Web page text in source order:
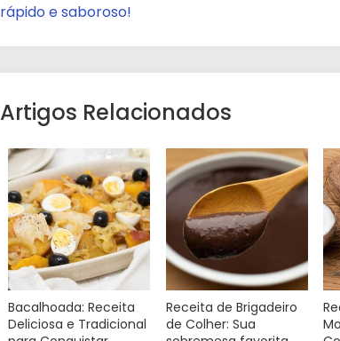
rápido e saboroso!
Artigos Relacionados
Bacalhoada: Receita
Deliciosa e Tradicional
Receita de Brigadeiro
de Colher: Sua